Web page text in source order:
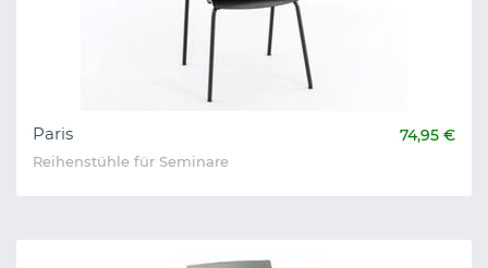
Paris 74,95 €
Reihenstühle für Seminare